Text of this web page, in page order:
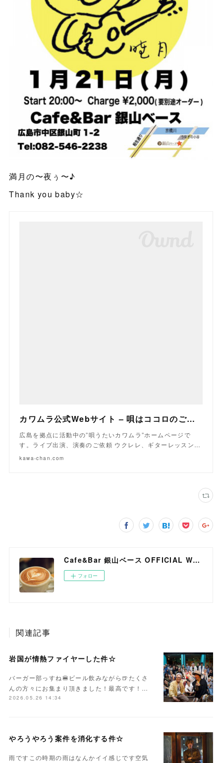
満月の〜夜ぅ〜♪
Thank you baby☆
カワムラ公式Webサイト – 唄はココロのご飯なり
広島を拠点に活動中の”唄うたいカワムラ”ホームページで
す。ライブ出演、演奏のご依頼 ウクレレ、ギターレッスン…
kawa-chan.com
Cafe&Bar 銀山ベース OFFICIAL WEB SITE
フォロー
関連記事
岩国が情熱ファイヤーした件☆
バーガー部っすね🍔ビール飲みながら🍺たくさ
んの方々にお集まり頂きました！最高です！…
2026.05.26 14:34
やろうやろう案件を消化する件☆
雨ですこの時期の雨はなんかイイ感じです空気